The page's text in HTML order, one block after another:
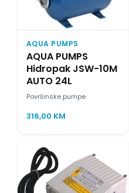
AQUA PUMPS
AQUA PUMPS
Hidropak JSW-10M
AUTO 24L
Površinske pumpe
316,00 KM